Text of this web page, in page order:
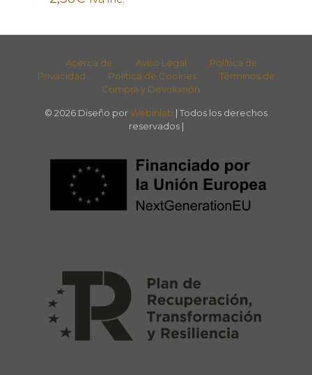
Acerca de Aviso Legal
Política de
Privacidad
Política de Cookies
Términos de
Compra y Devolución
© 2026 Diseño por Webinlab | Todos los derechos
reservados |